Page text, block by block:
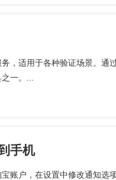
，适用于各种验证场景。通
一。...
手机
账户，在设置中修改通知选